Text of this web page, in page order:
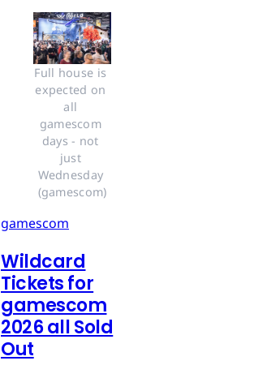
Full house is
expected on
all
gamescom
days - not
just
Wednesday
(gamescom)
gamescom
Wildcard
Tickets for
gamescom
2026 all Sold
Out